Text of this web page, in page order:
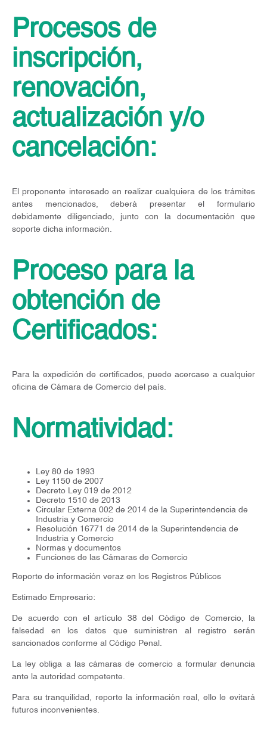
Procesos de
inscripción,
renovación,
actualización y/o
cancelación:
El proponente interesado en realizar cualquiera de los trámites
antes mencionados, deberá presentar el formulario
debidamente diligenciado, junto con la documentación que
soporte dicha información.
Proceso para la
obtención de
Certificados:
Para la expedición de certificados, puede acercase a cualquier
oficina de Cámara de Comercio del país.
Normatividad:
Ley 80 de 1993
Ley 1150 de 2007
Decreto Ley 019 de 2012
Decreto 1510 de 2013
Circular Externa 002 de 2014 de la Superintendencia de
Industria y Comercio
Resolución 16771 de 2014 de la Superintendencia de
Industria y Comercio
Normas y documentos
Funciones de las Cámaras de Comercio
Reporte de información veraz en los Registros Públicos
Estimado Empresario:
De acuerdo con el artículo 38 del Código de Comercio, la
falsedad en los datos que suministren al registro serán
sancionados conforme al Código Penal.
La ley obliga a las cámaras de comercio a formular denuncia
ante la autoridad competente.
Para su tranquilidad, reporte la información real, ello le evitará
futuros inconvenientes.